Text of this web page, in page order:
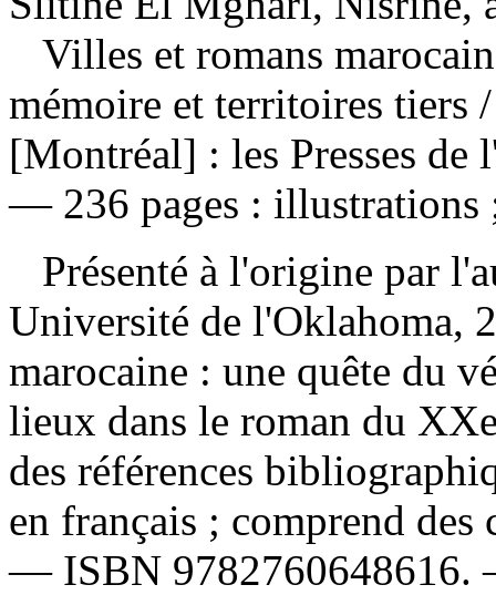
Villes et romans
mémoire et territoires tiers
[Montréal] : les Presses
— 236 pages :
Présenté à l'origine par
Université de l'Oklahoma,
marocaine : une quête du
lieux dans le roman du
des références
en français ; comprend des
— ISBN 9782760648616.